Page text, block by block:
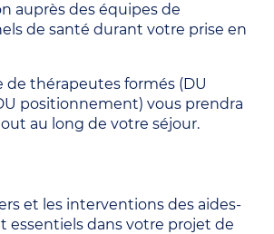
auprès des équipes de
de santé durant votre prise en
de thérapeutes formés (DU
positionnement) vous prendra
au long de votre séjour.
et les interventions des aides-
essentiels dans votre projet de